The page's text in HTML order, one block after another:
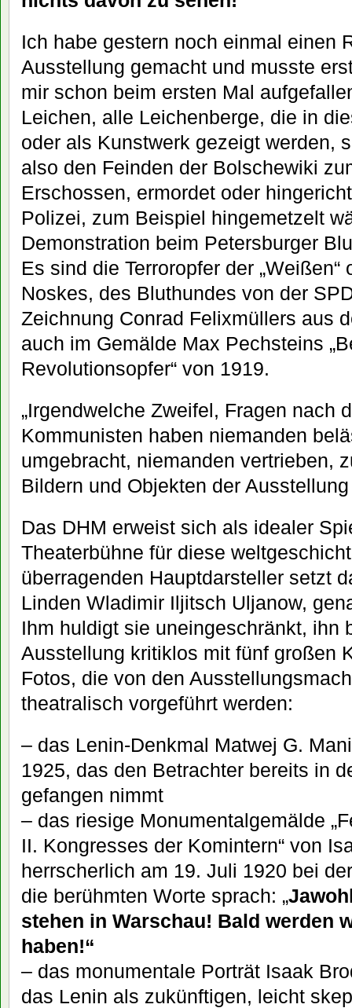
Ich habe gestern noch einmal einen
Ausstellung gemacht und musste
mir schon beim ersten Mal
Leichen, alle Leichenberge, die in
oder als Kunstwerk gezeigt werden,
also den Feinden der Bolschewiki
Erschossen, ermordet oder
Polizei, zum Beispiel hingemetzelt
Demonstration beim Petersburger
Es sind die Terroropfer der
Noskes, des Bluthundes von der
Zeichnung Conrad Felixmüllers aus
auch im Gemälde Max Pechsteins
Revolutionsopfer“ von 1919.
„Irgendwelche Zweifel, Fragen nach
Kommunisten haben niemanden
umgebracht, niemanden vertrieben,
Bildern und Objekten der
Das DHM erweist sich als idealer
Theaterbühne für diese
überragenden Hauptdarsteller setzt
Linden Wladimir Iljitsch Uljanow,
Ihm huldigt sie uneingeschränkt, ihn
Ausstellung kritiklos mit fünf großen
Fotos, die von den
theatralisch vorgeführt werden:
– das Lenin-Denkmal Matwej G.
1925, das den Betrachter bereits in
gefangen nimmt
– das riesige Monumentalgemälde
II. Kongresses der Komintern“ von
herrscherlich am 19. Juli 1920 bei
die berühmten Worte sprach: „
stehen in Warschau! Bald werden
haben!“
– das monumentale Porträt Isaak
das Lenin als zukünftigen, leicht